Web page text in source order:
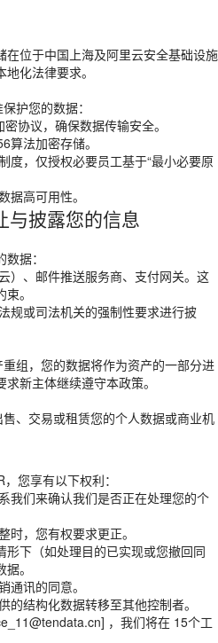
位于中国上海及阿里云安全基础设施
化法律要求。
护您的数据：
协议，确保数据传输安全。
算法加密存储。
度，仅授权必要员工基于“最小必要原
据高可用性。
与披露您的信息
据：
）、邮件推送服务商、支付网关。这
。
规或司法机关的强制性要求进行披
组，您的数据将作为资产的一部分进
新主体继续遵守本政策。
、交易或租赁您的个人数据或商业机
您享有以下权利：
我们来确认我们是否正在处理您的个
时，您有权要求更正。
形下（如处理目的已实现或您撤回同
。
通讯的同意。
结构化数据转移至其他控制者。
，我们将在 15个工